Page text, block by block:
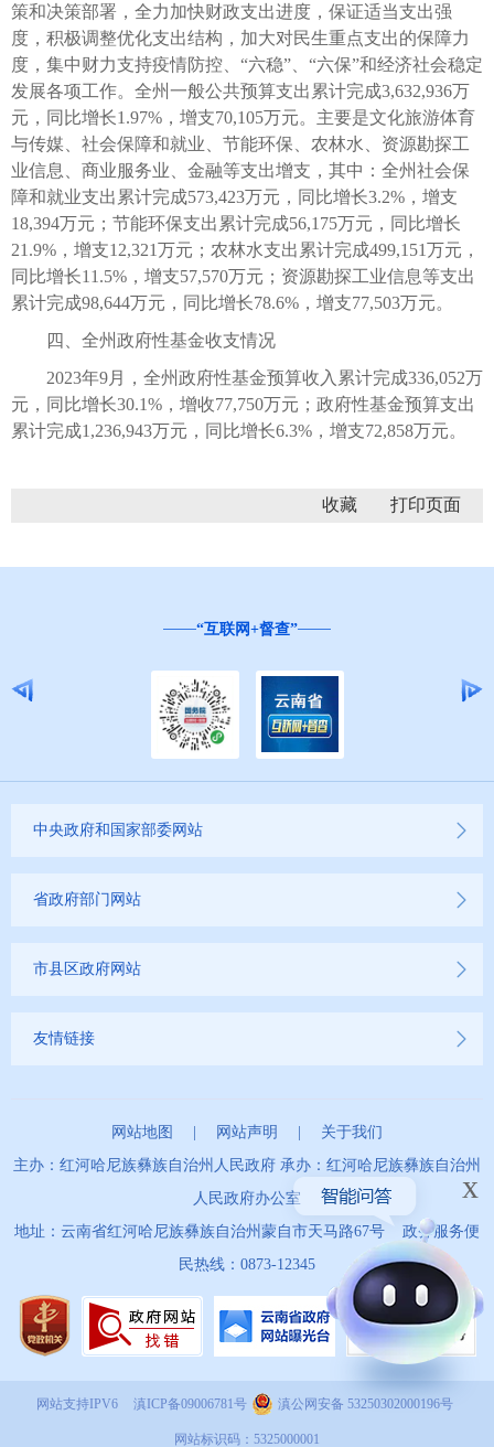
策和决策部署，全力加快财政支出进度，保证适当支出强
度，积极调整优化支出结构，加大对民生重点支出的保障力
度，集中财力支持疫情防控、“六稳”、“六保”和经济社会稳定
发展各项工作。全州一般公共预算支出累计完成3,632,936万
元，同比增长1.97%，增支70,105万元。主要是文化旅游体育
与传媒、社会保障和就业、节能环保、农林水、资源勘探工
业信息、商业服务业、金融等支出增支，其中：全州社会保
障和就业支出累计完成573,423万元，同比增长3.2%，增支
18,394万元；节能环保支出累计完成56,175万元，同比增长
21.9%，增支12,321万元；农林水支出累计完成499,151万元，
同比增长11.5%，增支57,570万元；资源勘探工业信息等支出
累计完成98,644万元，同比增长78.6%，增支77,503万元。
四、全州政府性基金收支情况
2023年9月，全州政府性基金预算收入累计完成336,052万
元，同比增长30.1%，增收77,750万元；政府性基金预算支出
累计完成1,236,943万元，同比增长6.3%，增支72,858万元。
收藏
“互联网+督查”
中央政府和国家部委网站
省政府部门网站
市县区政府网站
友情链接
网站地图 网站声明
关于我们
主办：红河哈尼族彝族自治州人民政府 承办：红河哈尼族彝族自治州
人民政府办公室
地址：云南省红河哈尼族彝族自治州蒙自市天马路67号 政务服务便
民热线：0873-12345
x
网站支持IPV6 滇ICP备09006781号 滇公网安备 53250302000196号
网站标识码：5325000001